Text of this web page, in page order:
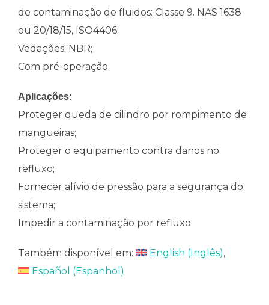
de contaminação de fluidos: Classe 9. NAS 1638
ou 20/18/15, ISO4406;
Vedações: NBR;
Com pré-operação.
Aplicações:
Proteger queda de cilindro por rompimento de
mangueiras;
Proteger o equipamento contra danos no
refluxo;
Fornecer alívio de pressão para a segurança do
sistema;
Impedir a contaminação por refluxo.
Também disponível em: English (Inglês)
Español (Espanhol )